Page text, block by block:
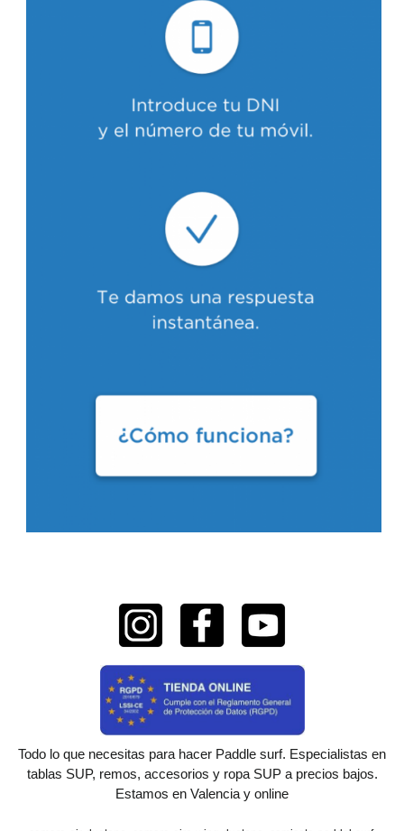
Todo lo que necesitas para hacer Paddle surf. Especialistas en
tablas SUP, remos, accesorios y ropa SUP a precios bajos.
Estamos en Valencia y online